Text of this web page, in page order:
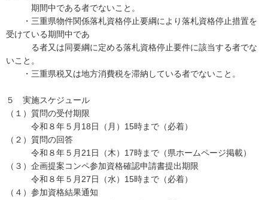
期間中である者でないこと。
・三重県物件関係落札資格停止要綱により落札資格停止措置を
受けている期間中であ
る者又は同要綱に定める落札資格停止要件に該当する者でな
いこと。
・三重県税又は地方消費税を滞納している者でないこと。
５ 実施スケジュール
（１）質問の受付期限
令和８年５月18日（月）15時まで（必着）
（２）質問の回答
令和８年５月21日（木）17時まで（県ホームページ掲載）
（３）企画提案コンペ参加資格確認申請書提出期限
令和８年５月27日（水）15時まで（必着）
（４）参加資格結果通知